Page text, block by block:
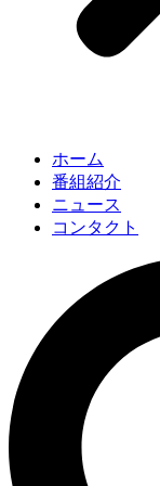
ホーム
番組紹介
ニュース
コンタクト